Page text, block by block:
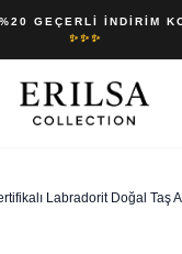
GEÇERLI İNDIRIM
✨✨✨
Labradorit Doğal Taş